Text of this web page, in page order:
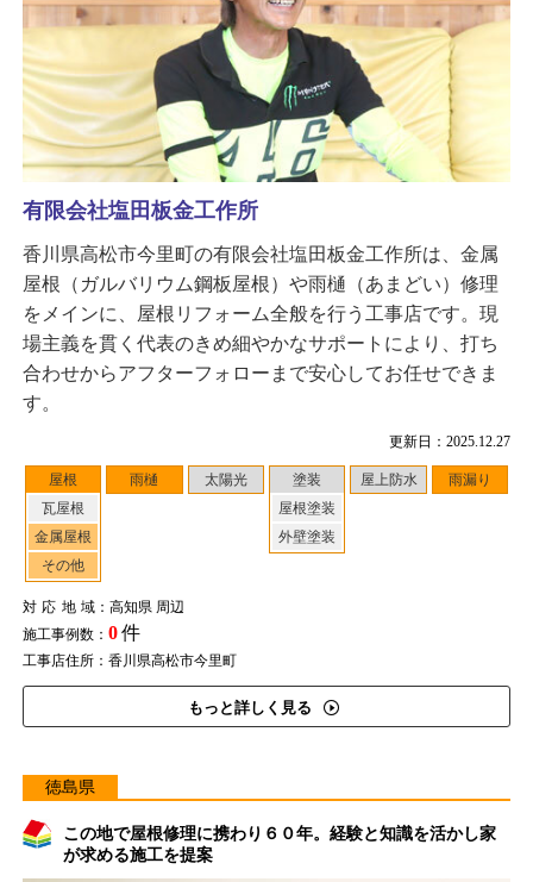
更新日：2025.12.27
屋根
瓦屋根
金属屋根
その他
雨樋 太陽光
塗装
屋根塗装
外壁塗装
屋上防水 雨漏り
対応地域：高知県 周辺
施工事例数： 0件
工事店住所：香川県高松市今里町
もっと詳しく見る
有限会社塩田板金工作所
香川県高松市今里町の有限会社塩田板金工作所は、金属
屋根（ガルバリウム鋼板屋根）や雨樋（あまどい）修理
をメインに、屋根リフォーム全般を行う工事店です。現
場主義を貫く代表のきめ細やかなサポートにより、打ち
合わせからアフターフォローまで安心してお任せできま
す。
徳島県
この地で屋根修理に携わり６０年。経験と知識を活かし家
が求める施工を提案